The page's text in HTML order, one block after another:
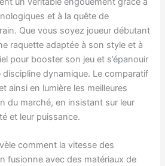
et à la quête de
Que vous soyez joueur débutant
raquette adaptée à son style et à
pour booster son jeu et s’épanouir
dynamique. Le comparatif
ainsi en lumière les meilleures
du marché, en insistant sur leur
et leur puissance.
comment la vitesse des
fusionne avec des matériaux de